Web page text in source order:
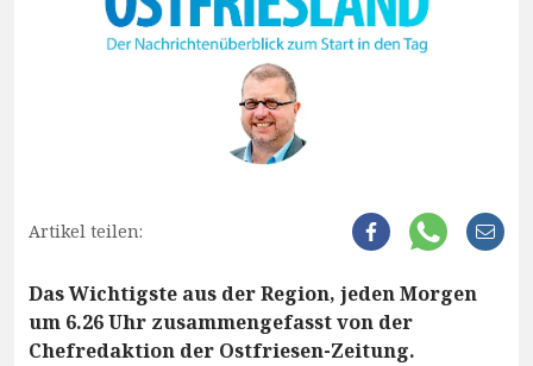
Artikel teilen:
Das Wichtigste aus der Region, jeden Morgen
um 6.26 Uhr zusammengefasst von der
Chefredaktion der Ostfriesen-Zeitung.